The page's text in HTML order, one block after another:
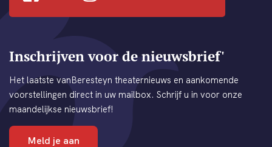
Inschrijven voor de nieuwsbrief'
Het laatste vanBeresteyn theaternieuws en aankomende
voorstellingen direct in uw mailbox. Schrijf u in voor onze
maandelijkse nieuwsbrief!
Meld je aan